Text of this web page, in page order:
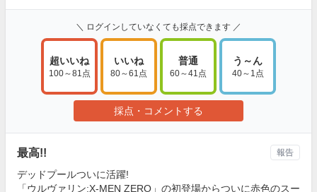
＼ ログインしていなくても採点できます ／
超いいね
100～81点
いいね
80～61点
普通
60～41点
う～ん
40～1点
採点・コメントする
最高!!
デッドプールついに活躍!
「ウルヴァリン:X-MEN ZERO」の初登場からついに赤色のスー
報告